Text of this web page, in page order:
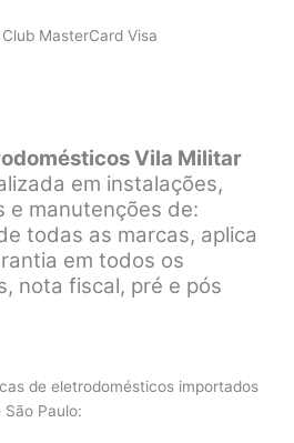
MasterCard Visa
Vila Militar
em instalações,
e manutenções de:
todas as marcas, aplica
em todos os
nota fiscal, pré e pós
de eletrodomésticos importados
Paulo: